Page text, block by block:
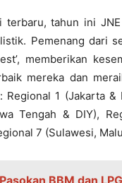
terbaru, tahun ini
Pemenang dari
memberikan
mereka dan
Regional 1 (Jakarta
Tengah & DIY),
7 (Sulawesi,